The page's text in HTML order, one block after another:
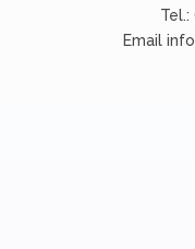
Tel.:
Email